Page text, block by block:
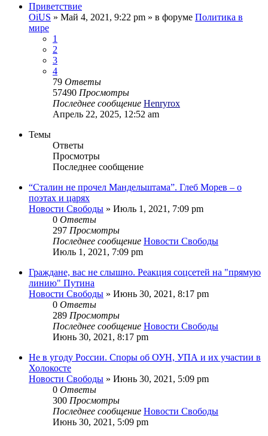
Приветствие
OiUS » Май 4, 2021, 9:22 pm » в форуме Политика в
мире
1
2
3
4
79 Ответы
57490 Просмотры
Последнее сообщение Henryrox
Апрель 22, 2025, 12:52 am
Темы
Ответы
Просмотры
Последнее сообщение
“Сталин не прочел Мандельштама”. Глеб Морев – о
поэтах и царях
Новости Свободы » Июль 1, 2021, 7:09 pm
0 Ответы
297 Просмотры
Последнее сообщение Новости Свободы
Июль 1, 2021, 7:09 pm
Граждане, вас не слышно. Реакция соцсетей на "прямую
линию" Путина
Новости Свободы » Июнь 30, 2021, 8:17 pm
0 Ответы
289 Просмотры
Последнее сообщение Новости Свободы
Июнь 30, 2021, 8:17 pm
Не в угоду России. Споры об ОУН, УПА и их участии в
Холокосте
Новости Свободы » Июнь 30, 2021, 5:09 pm
0 Ответы
300 Просмотры
Последнее сообщение Новости Свободы
Июнь 30, 2021, 5:09 pm